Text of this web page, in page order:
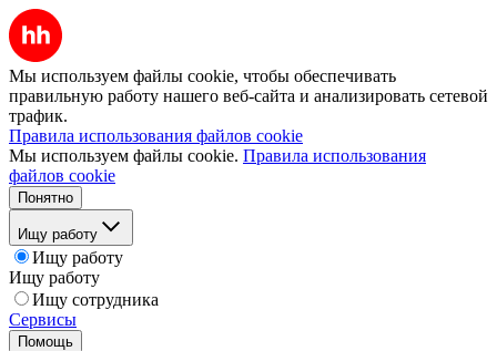
Мы используем файлы cookie, чтобы обеспечивать
правильную работу нашего веб-сайта и анализировать сетевой
трафик.
Правила использования файлов cookie
Мы используем файлы cookie. Правила использования
файлов cookie
Понятно
Ищу работу
Ищу работу
Ищу работу
Ищу сотрудника
Сервисы
Помощь